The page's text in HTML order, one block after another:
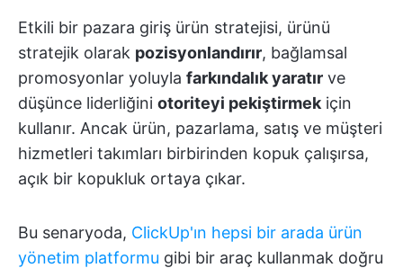
Etkili bir pazara giriş ürün stratejisi, ürünü
stratejik olarak pozisyonlandırır, bağlamsal
promosyonlar yoluyla farkındalık yaratır ve
düşünce liderliğini otoriteyi pekiştirmek için
kullanır. Ancak ürün, pazarlama, satış ve müşteri
hizmetleri takımları birbirinden kopuk çalışırsa,
açık bir kopukluk ortaya çıkar.
Bu senaryoda, ClickUp'ın hepsi bir arada ürün
yönetim platformu gibi bir araç kullanmak doğru